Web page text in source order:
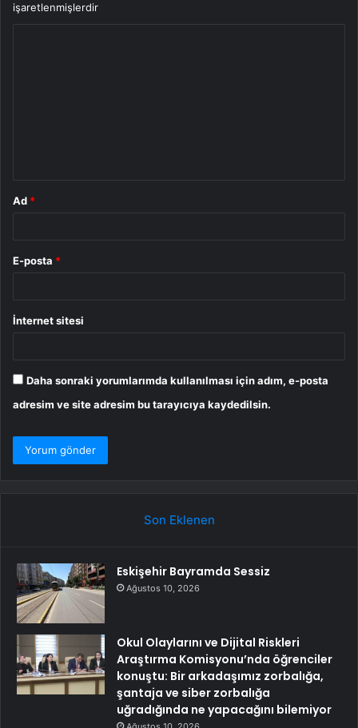
işaretlenmişlerdir
Ad *
E-posta *
İnternet sitesi
Daha sonraki yorumlarımda kullanılması için adım, e-posta
adresim ve site adresim bu tarayıcıya kaydedilsin.
Son Eklenen
Eskişehir Bayramda Sessiz
Ağustos 10, 2026
Okul Olaylarını ve Dijital Riskleri
Araştırma Komisyonu’nda öğrenciler
konuştu: Bir arkadaşımız zorbalığa,
şantaja ve siber zorbalığa
uğradığında ne yapacağını bilemiyor